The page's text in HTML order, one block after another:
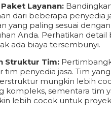
Layanan:
dari beberapa penyedia
yang paling sesuai
Anda. Perhatikan detail
ada biaya tersembunyi.
Struktur Tim:
tim penyedia jasa. Tim
mungkin lebih
kompleks, sementara tim
lebih cocok untuk